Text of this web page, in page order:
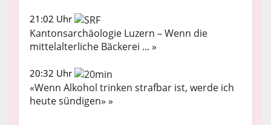
21:02 Uhr
Kantonsarchäologie Luzern – Wenn die
mittelalterliche Bäckerei ... »
20:32 Uhr
«Wenn Alkohol trinken strafbar ist, werde ich
heute sündigen» »